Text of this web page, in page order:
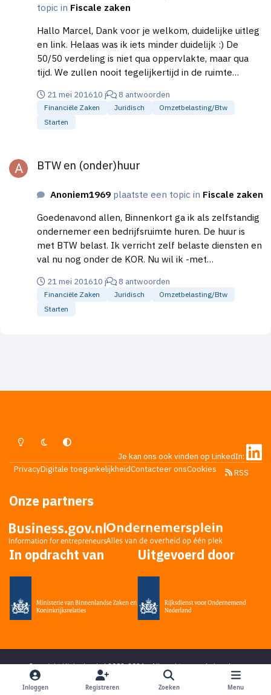
topic in Fiscale zaken
Hallo Marcel, Dank voor je welkom, duidelijke uitleg
en link. Helaas was ik iets minder duidelijk :) De
50/50 verdeling is niet qua oppervlakte, maar qua
tijd. We zullen nooit tegelijkertijd in de ruimte
Zo ja, is het dan nog van belang of de ander belaste
diensten verricht of niet?
21 mei 201610 j 8 antwoorden
Financiële Zaken Juridisch
Omzetbelasting/btw
Starten
BTW en (onder)huur
Anoniem1969 plaatste een topic in Fiscale zaken
Goedenavond allen, Binnenkort ga ik als zelfstandig
ondernemer een bedrijfsruimte huren. De huur is
met BTW belast. Ik verricht zelf belaste diensten en
val nu nog onder de KOR. Nu wil ik -met
met een andere zelfstandige delen. Deze persoon
zal de helft van de huurprijs aan mij betalen. Ikzelf
ga het huurcontract met de verhuurder aan. Moet ik
21 mei 201610 j 8 antwoorden
Financiële Zaken Juridisch
Omzetbelasting/btw
Starten
Lichte ModusDonkere ModusSysteemvoorkeur
Je kan ons ook vinden op LinkedIn:
PrivacyDigitale toegankelijkheidContacteer onsCookies RSS
Onze partners
In opdracht van Uitgevoerd door
Copyright Higherlevel.nl 2002-2026 - Alle rechten voorbehouden -
Privacy statement
- Powered by &DoReply
en bedacht door
Inloggen Registreren Zoeken Menu